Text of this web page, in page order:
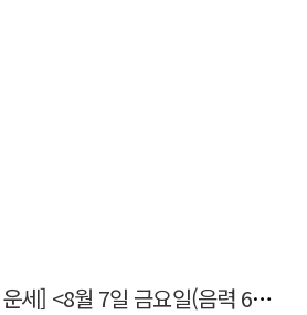
[더사주 오늘의 띠별 운세] <8월 7일 금요일(음력 6월25일)>